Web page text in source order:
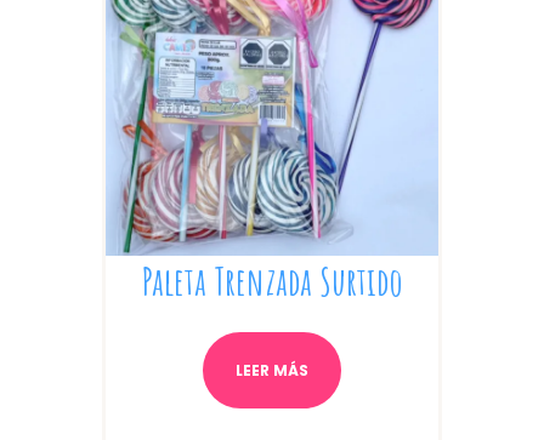
Paleta Trenzada Surtido
LEER MÁS